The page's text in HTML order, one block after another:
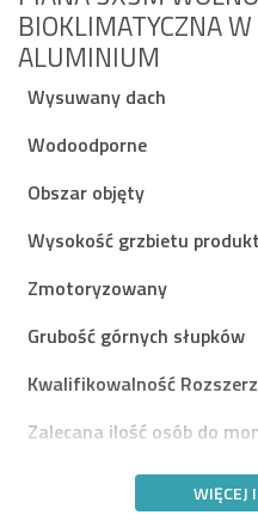
BIOKLIMATYCZNA
ALUMINIUM
Wysuwany dach
Wodoodporne
Obszar objęty
Wysokość grzbietu
Zmotoryzowany
Grubość górnych słupków
Kwalifikowalność
Zalecana ilość osób do
WIĘCEJ